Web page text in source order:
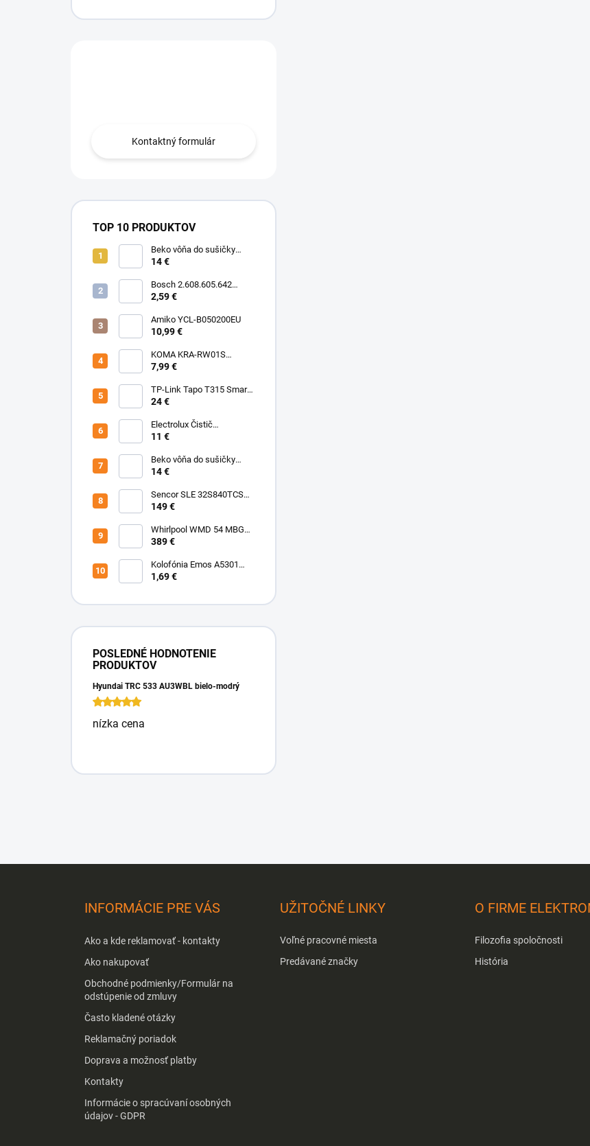
Kontaktný formulár
TOP 10 PRODUKTOV
Beko vôňa do sušičky
Floral BFFL16 Chémia
14 €
Bosch 2.608.605.642
Brúsny list C430, 5-kusové
2,59 €
Amiko YCL-B050200EU
10,99 €
KOMA KRA-RW01S
(Rowenta Ru,Rb) Sáčky
7,99 €
TP-Link Tapo T315 Smart
teplotný a vlhkostný
24 €
Electrolux Čistič
nerezových povrchov
11 €
Beko vôňa do sušičky
Fresh BFFR16 Chémia
14 €
Sencor SLE 32S840TCSB
TV
149 €
Whirlpool WMD 54 MBG
Mikrovlnka vstavaná
389 €
Kolofónia Emos A5301
16g
1,69 €
POSLEDNÉ HODNOTENIE
PRODUKTOV
Hyundai TRC 533 AU3WBL bielo-modrý
nízka cena
INFORMÁCIE PRE VÁS
Ako a kde reklamovať - kontakty
Ako nakupovať
Obchodné podmienky/Formulár na
odstúpenie od zmluvy
Často kladené otázky
Reklamačný poriadok
Doprava a možnosť platby
Kontakty
Informácie o spracúvaní osobných
údajov - GDPR
UŽITOČNÉ LINKY
Voľné pracovné miesta
Predávané značky
O FIRME
Filozofia spoločnosti
História